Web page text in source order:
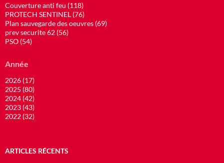
Couverture anti feu (118)
PROTECH SENTINEL (76)
Plan sauvegarde des oeuvres (69)
prev securite 62 (56)
PSO (54)
Année
2026 (17)
2025 (80)
2024 (42)
2023 (43)
2022 (32)
ARTICLES RÉCENTS